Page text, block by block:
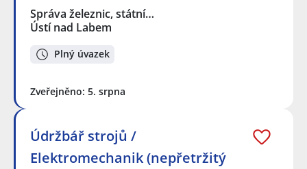
Správa železnic, státní…
Ústí nad Labem
Plný úvazek
Zveřejněno: 5. srpna
Údržbář strojů /
Elektromechanik (nepřetržitý